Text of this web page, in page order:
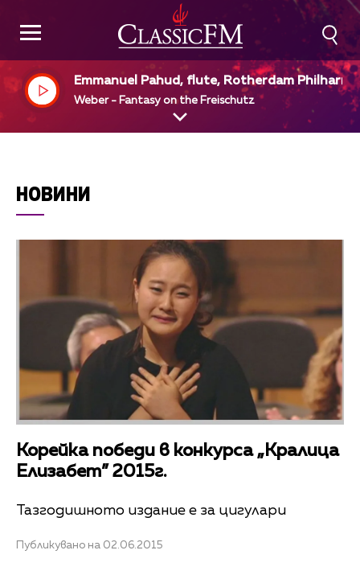
Emmanuel Pahud, flute, Rotherdam
ic Orchestra, Yannick Mezet - Seguin, dir
Weber - Fantasy on the Freischutz
НОВИНИ
Корейка победи в конкурса „Кралица
Елизабет” 2015г.
Тазгодишното издание е за цигулари
Публикувано на 02.06.2015